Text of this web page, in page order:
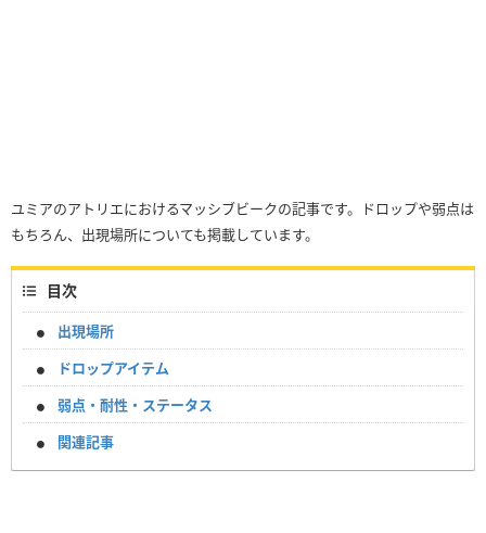
ユミアのアトリエにおけるマッシブビークの記事です。ドロップや弱点は
もちろん、出現場所についても掲載しています。
目次
出現場所
ドロップアイテム
弱点・耐性・ステータス
関連記事